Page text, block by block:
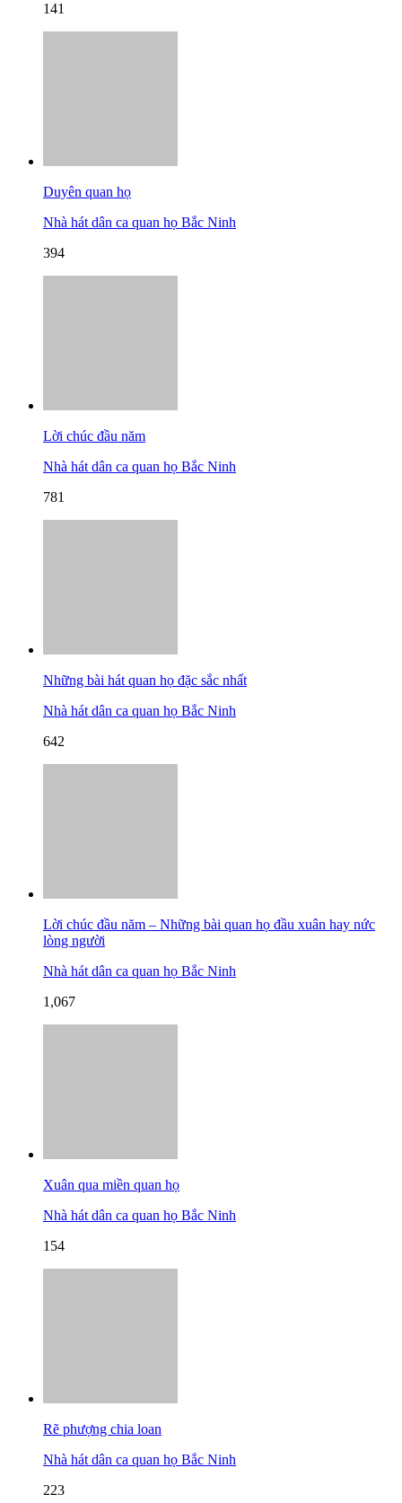
141
Duyên quan họ
Nhà hát dân ca quan họ Bắc Ninh
394
Lời chúc đầu năm
Nhà hát dân ca quan họ Bắc Ninh
781
Những bài hát quan họ đặc sắc nhất
Nhà hát dân ca quan họ Bắc Ninh
642
Lời chúc đầu năm – Những bài quan họ đầu xuân hay nức
lòng người
Nhà hát dân ca quan họ Bắc Ninh
1,067
Xuân qua miền quan họ
Nhà hát dân ca quan họ Bắc Ninh
154
Rẽ phượng chia loan
Nhà hát dân ca quan họ Bắc Ninh
223